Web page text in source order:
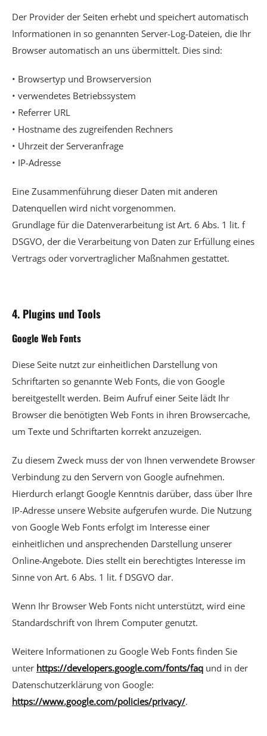
Der Provider der Seiten erhebt und speichert automatisch
Informationen in so genannten Server-Log-Dateien, die Ihr
Browser automatisch an uns übermittelt. Dies sind:
• Browsertyp und Browserversion
• verwendetes Betriebssystem
• Referrer URL
• Hostname des zugreifenden Rechners
• Uhrzeit der Serveranfrage
• IP-Adresse
Eine Zusammenführung dieser Daten mit anderen
Datenquellen wird nicht vorgenommen.
Grundlage für die Datenverarbeitung ist Art. 6 Abs. 1 lit. f
DSGVO, der die Verarbeitung von Daten zur Erfüllung eines
Vertrags oder vorvertraglicher Maßnahmen gestattet.
4. Plugins und Tools
Google Web Fonts
Diese Seite nutzt zur einheitlichen Darstellung von
Schriftarten so genannte Web Fonts, die von Google
bereitgestellt werden. Beim Aufruf einer Seite lädt Ihr
Browser die benötigten Web Fonts in ihren Browsercache,
um Texte und Schriftarten korrekt anzuzeigen.
Zu diesem Zweck muss der von Ihnen verwendete Browser
Verbindung zu den Servern von Google aufnehmen.
Hierdurch erlangt Google Kenntnis darüber, dass über Ihre
IP-Adresse unsere Website aufgerufen wurde. Die Nutzung
von Google Web Fonts erfolgt im Interesse einer
einheitlichen und ansprechenden Darstellung unserer
Online-Angebote. Dies stellt ein berechtigtes Interesse im
Sinne von Art. 6 Abs. 1 lit. f DSGVO dar.
Wenn Ihr Browser Web Fonts nicht unterstützt, wird eine
Standardschrift von Ihrem Computer genutzt.
Weitere Informationen zu Google Web Fonts finden Sie
unter https://developers.google.com/fonts/faq und in der
Datenschutzerklärung von Google:
https://www.google.com/policies/privacy/.